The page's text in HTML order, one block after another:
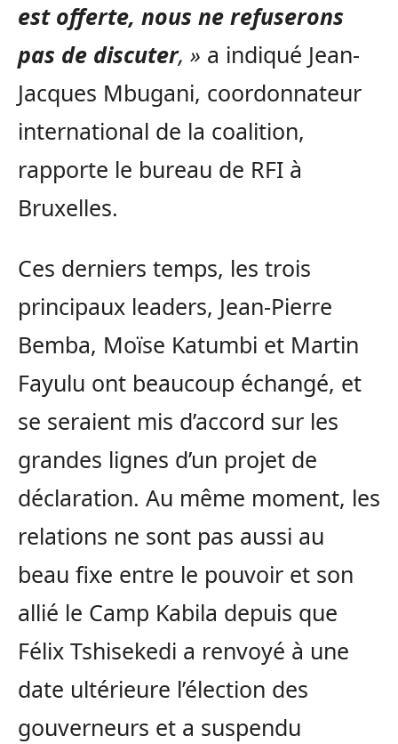
est offerte, nous ne refuserons
pas de discuter, » a indiqué Jean-
Jacques Mbugani, coordonnateur
international de la coalition,
rapporte le bureau de RFI à
Bruxelles.
Ces derniers temps, les trois
principaux leaders, Jean-Pierre
Bemba, Moïse Katumbi et Martin
Fayulu ont beaucoup échangé, et
se seraient mis d’accord sur les
grandes lignes d’un projet de
déclaration. Au même moment, les
relations ne sont pas aussi au
beau fixe entre le pouvoir et son
allié le Camp Kabila depuis que
Félix Tshisekedi a renvoyé à une
date ultérieure l’élection des
gouverneurs et a suspendu